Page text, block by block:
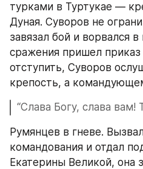
турками в Туртукае —
Дуная. Суворов не
завязал бой и ворвался
сражения пришел
отступить, Суворов
крепость, а
“Слава Богу, слава вам!
Румянцев в гневе.
командования и отдал
Екатерины Великой, она